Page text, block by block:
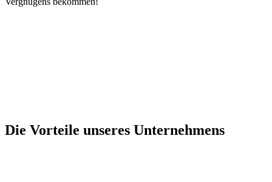
Die Vorteile unseres Unternehmens